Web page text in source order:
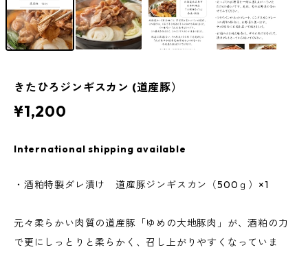
きたひろジンギスカン (道産豚）
¥1,200
International shipping available
・酒粕特製ダレ漬け 道産豚ジンギスカン（500ｇ）×1
元々柔らかい肉質の道産豚「ゆめの大地豚肉」が、酒粕の力
で更にしっとりと柔らかく、召し上がりやすくなっていま